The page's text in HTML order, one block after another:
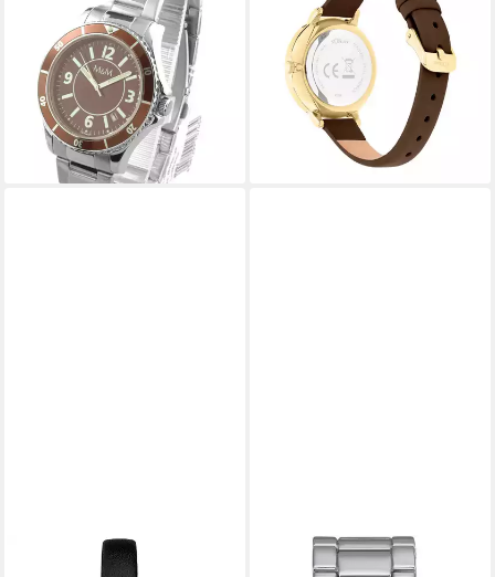
M11846-196
49,00 € UVP99,90 €
-51%
lieferbar - in 2-3 Werktagen bei dir
4569-LQ, Armbanduhr,
Damenuhr, analog
62,98 €
UVP
-21%
lieferbar - in 1-2 Werktagen bei dir